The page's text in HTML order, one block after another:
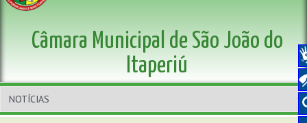
Câmara Municipal de São João do
Itaperiú